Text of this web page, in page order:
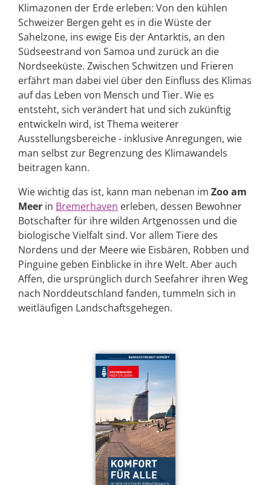
Klimazonen der Erde erleben: Von den kühlen
Schweizer Bergen geht es in die Wüste der
Sahelzone, ins ewige Eis der Antarktis, an den
Südseestrand von Samoa und zurück an die
Nordseeküste. Zwischen Schwitzen und Frieren
erfährt man dabei viel über den Einfluss des Klimas
auf das Leben von Mensch und Tier. Wie es
entsteht, sich verändert hat und sich zukünftig
entwickeln wird, ist Thema weiterer
Ausstellungsbereiche - inklusive Anregungen, wie
man selbst zur Begrenzung des Klimawandels
beitragen kann.
Wie wichtig das ist, kann man nebenan im Zoo am
Meer in Bremerhaven erleben, dessen Bewohner
Botschafter für ihre wilden Artgenossen und die
biologische Vielfalt sind. Vor allem Tiere des
Nordens und der Meere wie Eisbären, Robben und
Pinguine geben Einblicke in ihre Welt. Aber auch
Affen, die ursprünglich durch Seefahrer ihren Weg
nach Norddeutschland fanden, tummeln sich in
weitläufigen Landschaftsgehegen.